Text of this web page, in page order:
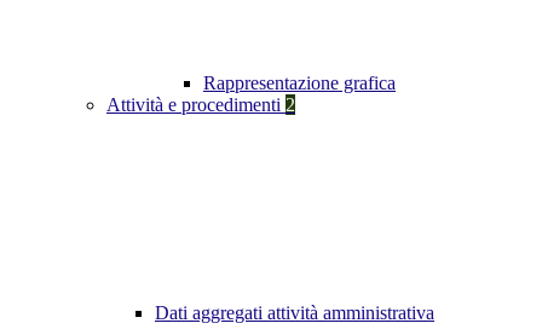
Rappresentazione grafica
Attività e procedimenti 2
Dati aggregati attività amministrativa